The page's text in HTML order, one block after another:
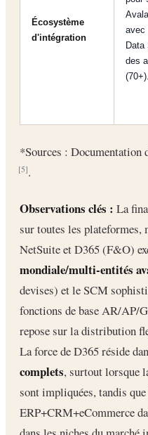
Écosystème
d'intégration
avec
Data
des
(70+).
*Sources : Documentation
[5].
Observations clés : La
sur toutes les plateformes,
NetSuite et D365 (F&O)
mondiale/multi-entités
devises) et le SCM
fonctions de base AR/AP/
repose sur la distribution
La force de D365 réside
complets, surtout lorsque
sont impliquées, tandis
ERP+CRM+eCommerce